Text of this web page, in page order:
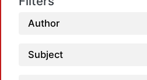
Author
Subject